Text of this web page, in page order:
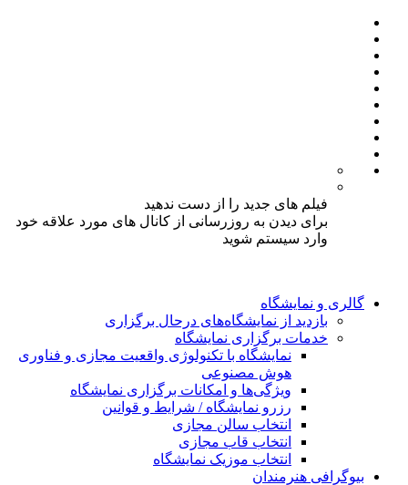
فیلم های جدید را از دست ندهید
برای دیدن به روزرسانی از کانال های مورد علاقه خود
وارد سیستم شوید
گالری و نمایشگاه
بازدید از نمایشگاه‌های درحال برگزاری
خدمات برگزاری نمایشگاه
نمایشگاه با تکنولوژی واقعیت مجازی و فناوری
هوش مصنوعی
ویژگی‌ها و امکانات برگزاری نمایشگاه
رزرو نمایشگاه / شرایط و قوانین
انتخاب سالن مجازی
انتخاب قاب مجازی
انتخاب موزیک نمایشگاه
بیوگرافی هنرمندان